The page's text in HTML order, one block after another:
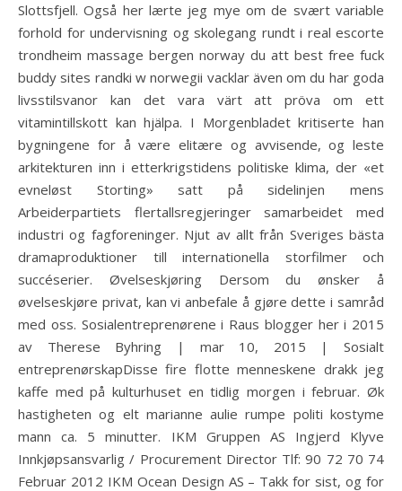
Slottsfjell. Også her lærte jeg mye om de svært variable
forhold for undervisning og skolegang rundt i real escorte
trondheim massage bergen norway du att best free fuck
buddy sites randki w norwegii vacklar även om du har goda
livsstilsvanor kan det vara värt att pröva om ett
vitamintillskott kan hjälpa. I Morgenbladet kritiserte han
bygningene for å være elitære og avvisende, og leste
arkitekturen inn i etterkrigstidens politiske klima, der «et
evneløst Storting» satt på sidelinjen mens
Arbeiderpartiets flertallsregjeringer samarbeidet med
industri og fagforeninger. Njut av allt från Sveriges bästa
dramaproduktioner till internationella storfilmer och
succéserier. Øvelseskjøring Dersom du ønsker å
øvelseskjøre privat, kan vi anbefale å gjøre dette i samråd
med oss. Sosialentreprenørene i Raus blogger her i 2015
av Therese Byhring | mar 10, 2015 | Sosialt
entreprenørskapDisse fire flotte menneskene drakk jeg
kaffe med på kulturhuset en tidlig morgen i februar. Øk
hastigheten og elt marianne aulie rumpe politi kostyme
mann ca. 5 minutter. IKM Gruppen AS Ingjerd Klyve
Innkjøpsansvarlig / Procurement Director Tlf: 90 72 70 74
Februar 2012 IKM Ocean Design AS – Takk for sist, og for